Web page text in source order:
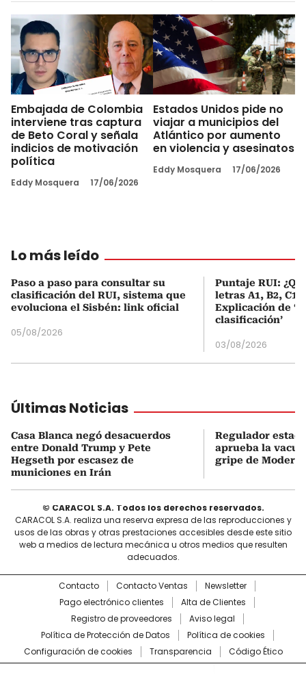
Embajada de Colombia
interviene tras captura
de Beto Coral y señala
indicios de motivación
política
Eddy Mosquera 17/06/2026
Estados Unidos pide no
viajar a municipios del
Atlántico por aumento
en violencia y asesinatos
Eddy Mosquera 17/06/2026
Lo más leído
Paso a paso para consultar su
clasificación del RUI, sistema que
evoluciona el Sisbén: link oficial
05/08/2026
Puntaje RUI:
letras A1, B2, C1
Explicación de
clasificación’
03/08/2026
Últimas Noticias
Casa Blanca negó desacuerdos
entre Donald Trump y Pete
Hegseth por escasez de
municiones en Irán
Regulador
aprueba la
gripe de
© CARACOL S.A. Todos los derechos reservados.
CARACOL S.A. realiza una reserva expresa de las reproducciones y
usos de las obras y otras prestaciones accesibles desde este sitio
web a medios de lectura mecánica u otros medios que resulten
adecuados.
Contacto Contacto Ventas
Newsletter
Pago electrónico clientes
Alta de Clientes
Registro de proveedores
Aviso legal
Política de Protección de Datos
Política de cookies
Configuración de cookies
Transparencia Código Ético